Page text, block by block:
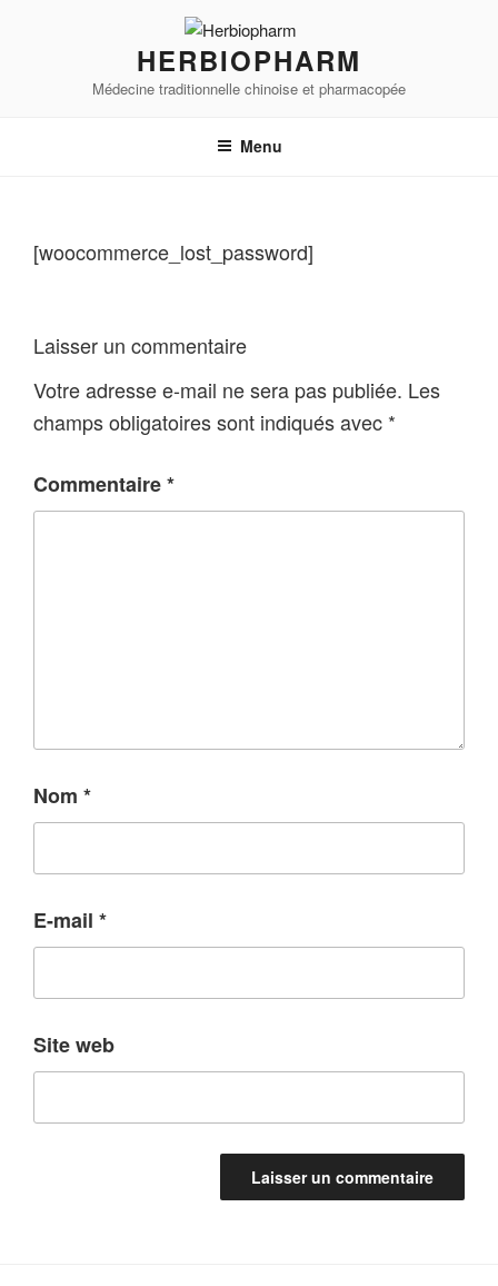
HERBIOPHARM
Médecine traditionnelle chinoise et pharmacopée
Menu
[woocommerce_lost_password]
Laisser un commentaire
Votre adresse e-mail ne sera pas publiée. Les
champs obligatoires sont indiqués avec *
Commentaire*
Nom *
E-mail *
Site web